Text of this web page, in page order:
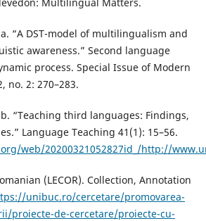
“A DST-model of multilingualism and
awareness.” Second language
process. Special Issue of Modern
no. 2: 270–283.
“Teaching third languages: Findings,
Language Teaching 41(1): 15–56.
web/20200321052827id_/http://
(LECOR). Collection, Annotation
unibuc.ro/cercetare/promovarea-
proiecte-de-cercetare/proiecte-cu-